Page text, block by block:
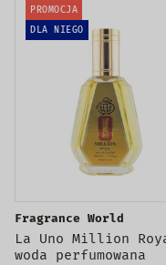
PROMOCJA
DLA NIEGO
Fragrance World
La Uno Million
woda perfumowana